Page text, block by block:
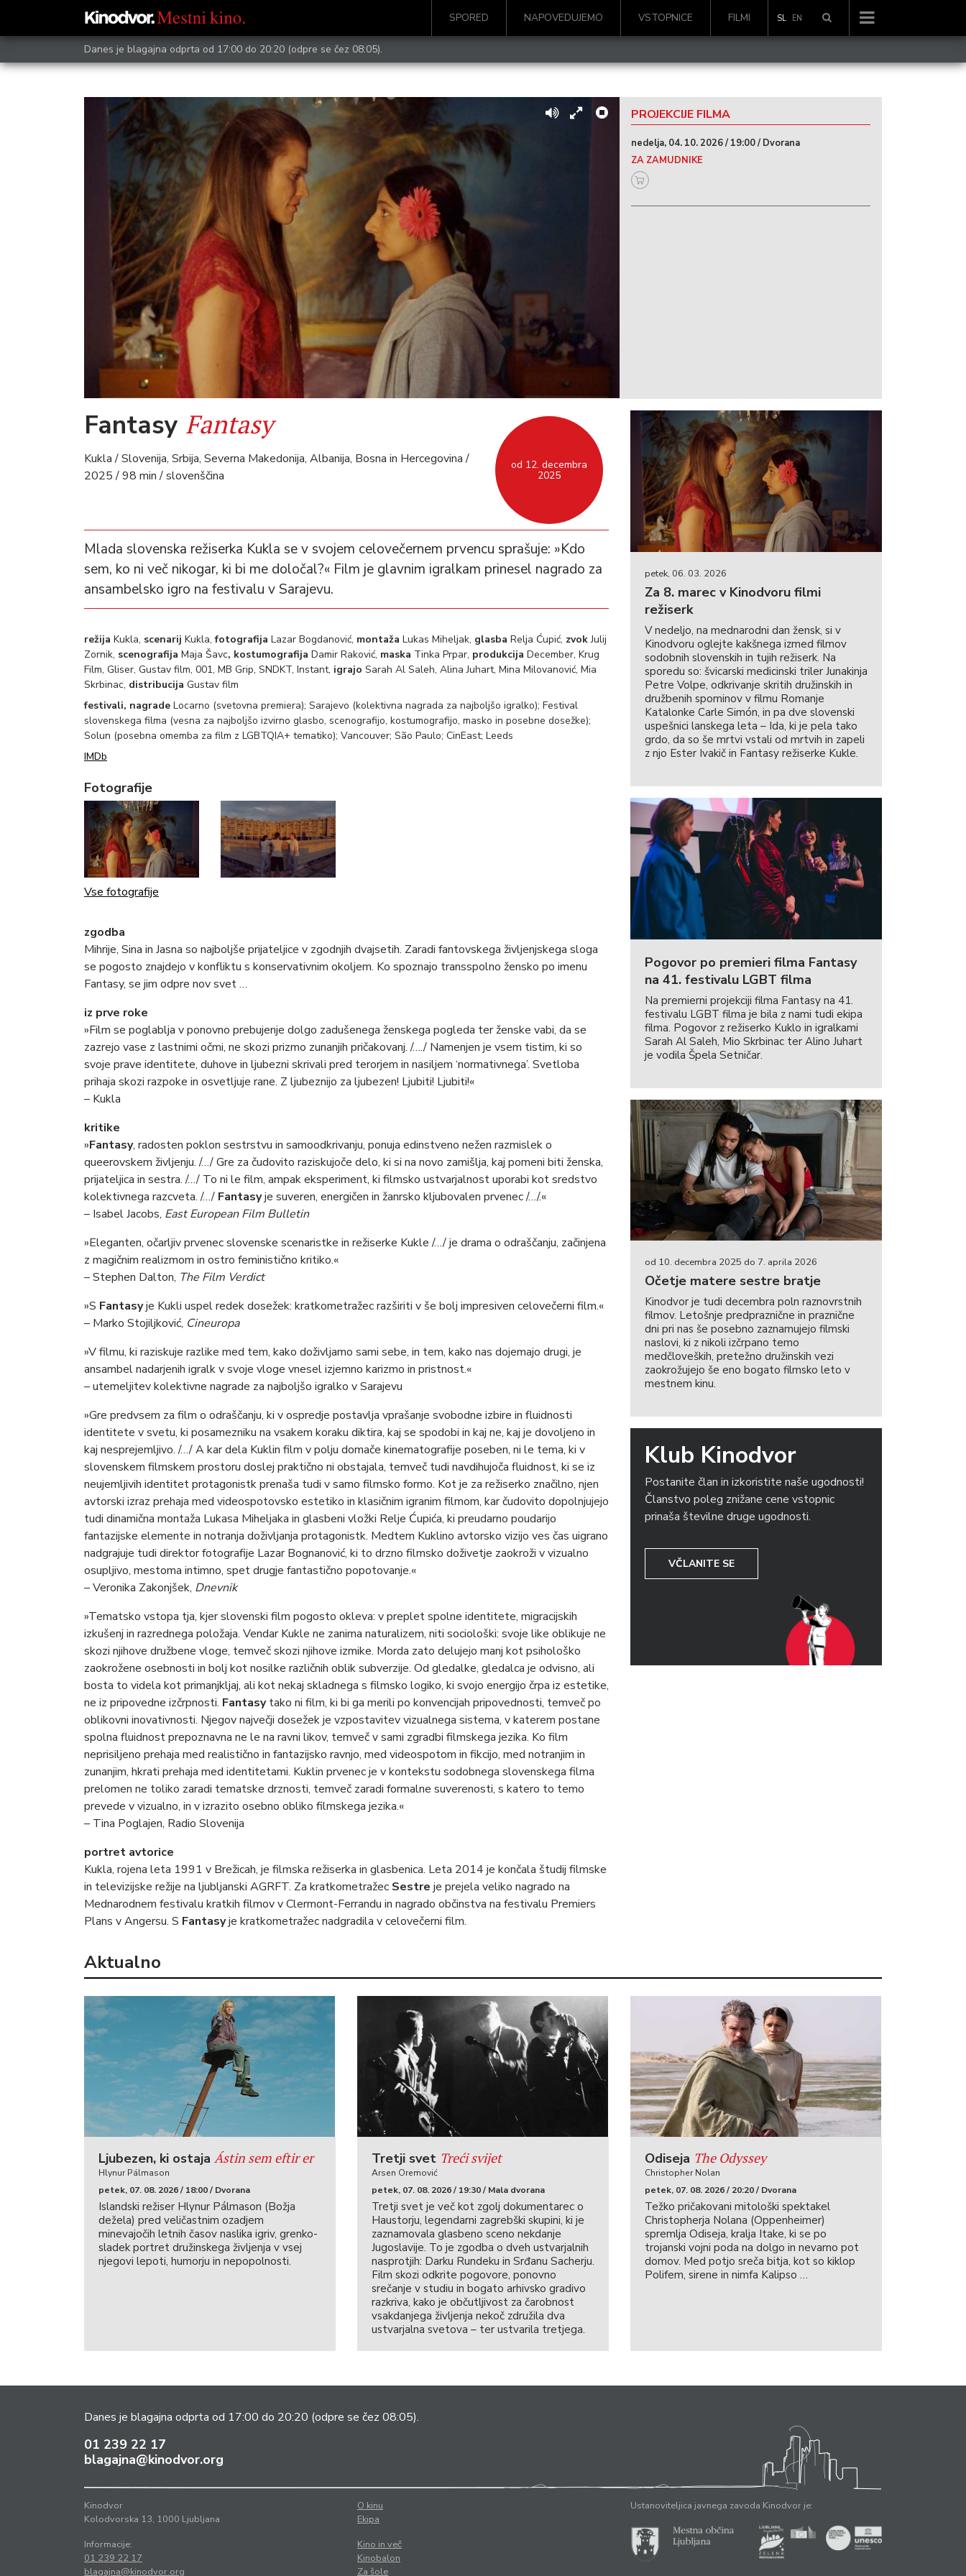
SPORED NAPOVEDUJEMO VSTOPNICE FILMI SL EN
Danes je blagajna odprta od 17:00 do 20:20 (odpre se čez 08:05).
PROJEKCIJE FILMA
nedelja, 04. 10. 2026 / 19:00 / Dvorana
ZA ZAMUDNIKE
od 12. decembra
2025
Fantasy Fantasy
Kukla / Slovenija, Srbija, Severna Makedonija, Albanija, Bosna in Hercegovina /
2025 / 98 min / slovenščina
Mlada slovenska režiserka Kukla se v svojem celovečernem prvencu sprašuje: »Kdo
sem, ko ni več nikogar, ki bi me določal?« Film je glavnim igralkam prinesel nagrado za
ansambelsko igro na festivalu v Sarajevu.
režija Kukla, scenarij Kukla,fotografija Lazar Bogdanović, montaža Lukas Miheljak, glasba Relja Ćupić, zvokJulij
Zornik, scenografija Maja Šavc, kostumografija Damir Raković, maska Tinka Prpar, produkcija December, Krug
Film, Gliser, Gustav film, 001, MB Grip, SNDKT, Instant, igrajo Sarah Al Saleh, Alina Juhart, Mina Milovanović, Mia
Skrbinac, distribucija Gustav film
festivali, nagrade Locarno (svetovna premiera); Sarajevo (kolektivna nagrada za najboljšo igralko); Festival
slovenskega filma (vesna za najboljšo izvirno glasbo, scenografijo, kostumografijo, masko in posebne dosežke);
Solun (posebna omemba za film z LGBTQIA+ tematiko); Vancouver; São Paulo; CinEast; Leeds
IMDb
Fotografije
Vse fotografije
zgodba
Mihrije, Sina in Jasna so najboljše prijateljice v zgodnjih dvajsetih. Zaradi fantovskega življenjskega sloga
se pogosto znajdejo v konfliktu s konservativnim okoljem. Ko spoznajo transspolno žensko po imenu
Fantasy, se jim odpre nov svet …
iz prve roke
»Film se poglablja v ponovno prebujenje dolgo zadušenega ženskega pogleda ter ženske vabi, da se
zazrejo vase z lastnimi očmi, ne skozi prizmo zunanjih pričakovanj. /…./ Namenjen je vsem tistim, ki so
svoje prave identitete, duhove in ljubezni skrivali pred terorjem in nasiljem ‘normativnega’. Svetloba
prihaja skozi razpoke in osvetljuje rane. Z ljubeznijo za ljubezen! Ljubiti! Ljubiti!«
– Kukla
kritike
»Fantasy, radosten poklon sestrstvu in samoodkrivanju, ponuja edinstveno nežen razmislek o
queerovskem življenju. /…/ Gre za čudovito raziskujoče delo, ki si na novo zamišlja, kaj pomeni biti ženska,
prijateljica in sestra. /…/ To ni le film, ampak eksperiment, ki filmsko ustvarjalnost uporabi kot sredstvo
kolektivnega razcveta. /…/ Fantasyje suveren, energičen in žanrsko kljubovalen prvenec /…/.«
– Isabel Jacobs, East European Film Bulletin
»Eleganten, očarljiv prvenec slovenske scenaristke in režiserke Kukle /…/ je drama o odraščanju, začinjena
z magičnim realizmom in ostro feministično kritiko.«
– Stephen Dalton, The Film Verdict
»S Fantasyje Kukli uspel redek dosežek: kratkometražec razširiti v še bolj impresiven celovečerni film.«
– Marko Stojiljković, Cineuropa
»V filmu, ki raziskuje razlike med tem, kako doživljamo sami sebe, in tem, kako nas dojemajo drugi, je
ansambel nadarjenih igralk v svoje vloge vnesel izjemno karizmo in pristnost.«
– utemeljitev kolektivne nagrade za najboljšo igralko v Sarajevu
»Gre predvsem za film o odraščanju, ki v ospredje postavlja vprašanje svobodne izbire in fluidnosti
identitete v svetu, ki posamezniku na vsakem koraku diktira, kaj se spodobi in kaj ne, kaj je dovoljeno in
kaj nesprejemljivo. /…/ A kar dela Kuklin film v polju domače kinematografije poseben, ni le tema, ki v
slovenskem filmskem prostoru doslej praktično ni obstajala, temveč tudi navdihujoča fluidnost, ki se iz
neujemljivih identitet protagonistk prenaša tudi v samo filmsko formo. Kot je za režiserko značilno, njen
avtorski izraz prehaja med videospotovsko estetiko in klasičnim igranim filmom, kar čudovito dopolnjujejo
tudi dinamična montaža Lukasa Miheljaka in glasbeni vložki Relje Ćupića, ki preudarno poudarijo
fantazijske elemente in notranja doživljanja protagonistk. Medtem Kuklino avtorsko vizijo ves čas uigrano
nadgrajuje tudi direktor fotografije Lazar Bognanović, ki to drzno filmsko doživetje zaokroži v vizualno
osupljivo, mestoma intimno, spet drugje fantastično popotovanje.«
– Veronika Zakonjšek, Dnevnik
»Tematsko vstopa tja, kjer slovenski film pogosto okleva: v preplet spolne identitete, migracijskih
izkušenj in razrednega položaja. Vendar Kukle ne zanima naturalizem, niti sociološki: svoje like oblikuje ne
skozi njihove družbene vloge, temveč skozi njihove izmike. Morda zato delujejo manj kot psihološko
zaokrožene osebnosti in bolj kot nosilke različnih oblik subverzije. Od gledalke, gledalca je odvisno, ali
bosta to videla kot primanjkljaj, ali kot nekaj skladnega s filmsko logiko, ki svojo energijo črpa iz estetike,
ne iz pripovedne izčrpnosti. Fantasytako ni film, ki bi ga merili po konvencijah pripovednosti, temveč po
oblikovni inovativnosti. Njegov največji dosežek je vzpostavitev vizualnega sistema, v katerem postane
spolna fluidnost prepoznavna ne le na ravni likov, temveč v sami zgradbi filmskega jezika. Ko film
neprisiljeno prehaja med realistično in fantazijsko ravnjo, med videospotom in fikcijo, med notranjim in
zunanjim, hkrati prehaja med identitetami. Kuklin prvenec je v kontekstu sodobnega slovenskega filma
prelomen ne toliko zaradi tematske drznosti, temveč zaradi formalne suverenosti, s katero to temo
prevede v vizualno, in v izrazito osebno obliko filmskega jezika.«
– Tina Poglajen, Radio Slovenija
portret avtorice
Kukla, rojena leta 1991 v Brežicah, je filmska režiserka in glasbenica. Leta 2014 je končala študij filmske
in televizijske režije na ljubljanski AGRFT. Za kratkometražec Sestre je prejela veliko nagrado na
Mednarodnem festivalu kratkih filmov v Clermont-Ferrandu in nagrado občinstva na festivalu Premiers
Plans v Angersu. S Fantasyje kratkometražec nadgradila v celovečerni film.
petek, 06. 03. 2026
Za 8. marec v Kinodvoru filmi
režiserk
V nedeljo, na mednarodni dan žensk, si v
Kinodvoru oglejte kakšnega izmed filmov
sodobnih slovenskih in tujih režiserk. Na
sporedu so: švicarski medicinski triler Junakinja
Petre Volpe, odkrivanje skritih družinskih in
družbenih spominov v filmu Romanje
Katalonke Carle Simón, in pa dve slovenski
uspešnici lanskega leta – Ida, ki je pela tako
grdo, da so še mrtvi vstali od mrtvih in zapeli
z njo Ester Ivakič in Fantasy režiserke Kukle.
Pogovor po premieri filma Fantasy
na 41. festivalu LGBT filma
Na premierni projekciji filma Fantasy na 41.
festivalu LGBT filma je bila z nami tudi ekipa
filma. Pogovor z režiserko Kuklo in igralkami
Sarah Al Saleh, Mio Skrbinac ter Alino Juhart
je vodila Špela Setničar.
od 10. decembra 2025 do 7. aprila 2026
Očetje matere sestre bratje
Kinodvor je tudi decembra poln raznovrstnih
filmov. Letošnje predpraznične in praznične
dni pri nas še posebno zaznamujejo filmski
naslovi, ki z nikoli izčrpano temo
medčloveških, pretežno družinskih vezi
zaokrožujejo še eno bogato filmsko leto v
mestnem kinu.
Klub Kinodvor
Postanite član in izkoristite naše ugodnosti!
Članstvo poleg znižane cene vstopnic
prinaša številne druge ugodnosti.
VČLANITE SE
Aktualno
Ljubezen, ki ostaja Ástin sem eftir er
Hlynur Pálmason
petek, 07. 08. 2026 / 18:00 / Dvorana
Islandski režiser Hlynur Pálmason (Božja
dežela) pred veličastnim ozadjem
minevajočih letnih časov naslika igriv, grenko-
sladek portret družinskega življenja v vsej
njegovi lepoti, humorju in nepopolnosti.
Tretji svet Treći svijet
Arsen Oremović
petek, 07. 08. 2026 / 19:30 / Mala dvorana
Tretji svet je več kot zgolj dokumentarec o
Haustorju, legendarni zagrebški skupini, ki je
zaznamovala glasbeno sceno nekdanje
Jugoslavije. To je zgodba o dveh ustvarjalnih
nasprotjih: Darku Rundeku in Srđanu Sacherju.
Film skozi odkrite pogovore, ponovno
srečanje v studiu in bogato arhivsko gradivo
razkriva, kako je občutljivost za čarobnost
vsakdanjega življenja nekoč združila dva
ustvarjalna svetova – ter ustvarila tretjega.
Odiseja The Odyssey
Christopher Nolan
petek, 07. 08. 2026 / 20:20 / Dvorana
Težko pričakovani mitološki spektakel
Christopherja Nolana (Oppenheimer)
spremlja Odiseja, kralja Itake, ki se po
trojanski vojni poda na dolgo in nevarno pot
domov. Med potjo sreča bitja, kot so kiklop
Polifem, sirene in nimfa Kalipso …
Danes je blagajna odprta od 17:00 do 20:20 (odpre se čez 08:05).
01 239 22 17
blagajna@kinodvor.org
Kinodvor
Kolodvorska 13, 1000 Ljubljana
Informacije:
01 239 22 17
blagajna@kinodvor.org
O kinu
Ekipa
Kino in več
Kinobalon
Za šole
Ustanoviteljica javnega zavoda Kinodvor je: